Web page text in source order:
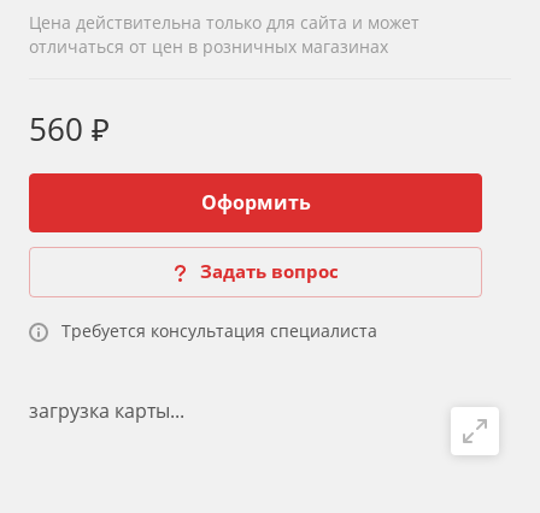
Цена действительна только для сайта и может
отличаться от цен в розничных магазинах
560 ₽
Оформить
Задать вопрос
Требуется консультация специалиста
загрузка карты...